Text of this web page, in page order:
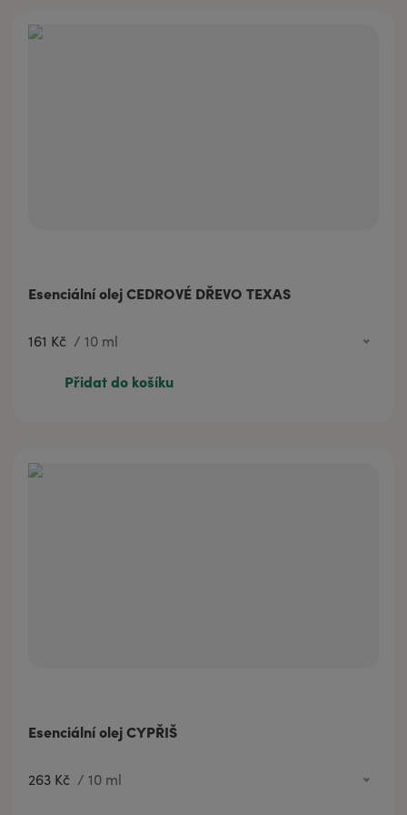
Esenciální olej CEDROVÉ DŘEVO TEXAS
161 Kč / 10 ml
258 Kč
20 ml
Přidat do košíku
Esenciální olej CYPŘIŠ
263 Kč / 10 ml